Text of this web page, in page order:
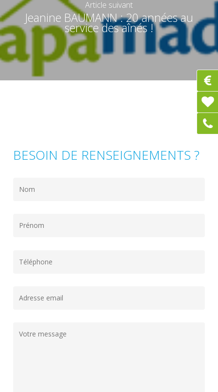
Article suivant
Jeanine BAUMANN : 20 années au
service des aînés !
BESOIN DE RENSEIGNEMENTS ?